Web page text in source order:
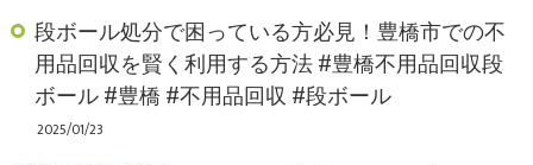
段ボール処分で困っている方必見！豊橋市での不
用品回収を賢く利用する方法 #豊橋不用品回収段
ボール #豊橋 #不用品回収 #段ボール
2025/01/23